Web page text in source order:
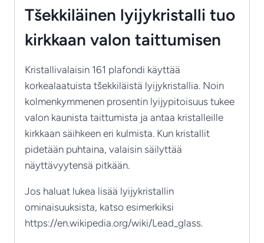
Tšekkiläinen lyijykristalli tuo
kirkkaan valon taittumisen
Kristallivalaisin 161 plafondi käyttää
korkealaatuista tšekkiläistä lyijykristallia. Noin
kolmenkymmenen prosentin lyijypitoisuus tukee
valon kaunista taittumista ja antaa kristalleille
kirkkaan säihkeen eri kulmista. Kun kristallit
pidetään puhtaina, valaisin säilyttää
näyttävyytensä pitkään.
Jos haluat lukea lisää lyijykristallin
ominaisuuksista, katso esimerkiksi
https://en.wikipedia.org/wiki/Lead_glass.